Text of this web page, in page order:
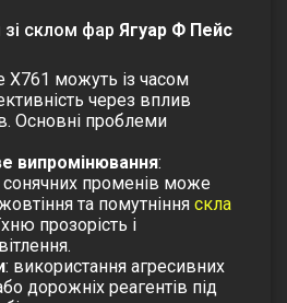
склом фар Ягуар Ф Пейс
X761 можуть із часом
через вплив
Основні проблеми
випромінювання:
сонячних променів може
та помутніння скла
прозорість і
: використання агресивних
дорожніх реагентів під